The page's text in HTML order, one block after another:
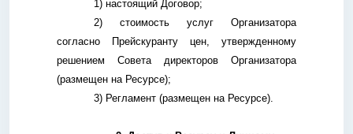
1) настоящий Договор;
2) стоимость услуг Организатора
согласно Прейскуранту цен, утвержденному
решением Совета директоров Организатора
(размещен на Ресурсе);
3) Регламент (размещен на Ресурсе).